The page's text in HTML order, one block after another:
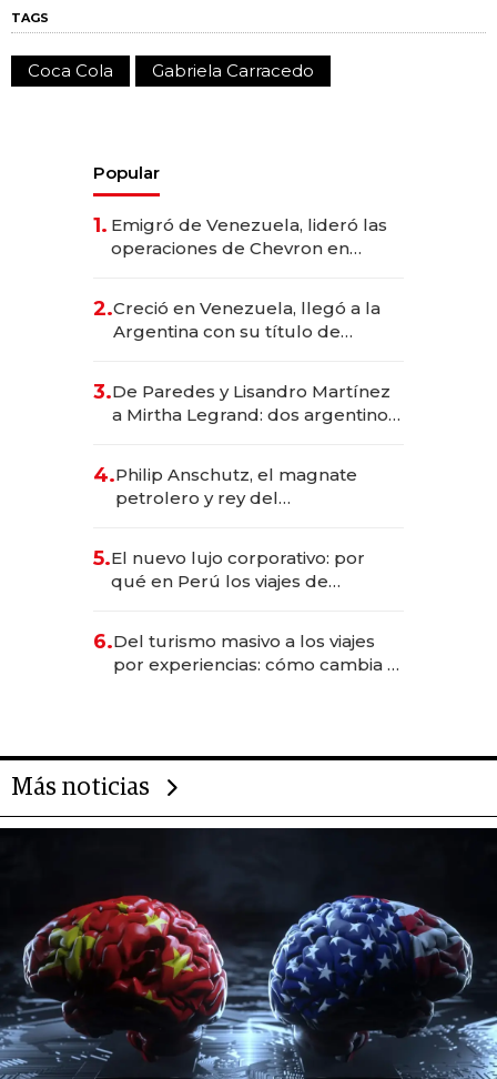
TAGS
Coca Cola Gabriela Carracedo
Popular
1. Emigró de Venezuela, lideró las
operaciones de Chevron en
2.Creció en Venezuela, llegó a la
Argentina con su título de
las marcas "fast premium"
3.De Paredes y Lisandro Martínez
a Mirtha Legrand: dos argentinos
4.Philip Anschutz, el magnate
petrolero y rey del
Fénix
5.El nuevo lujo corporativo: por
qué en Perú los viajes de
transformadoras
6.Del turismo masivo a los viajes
por experiencias: cómo cambia el
Más noticias